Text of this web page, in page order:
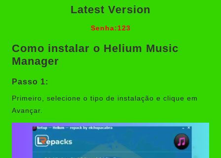
Latest Version
Senha:123
Como instalar o Helium Music
Manager
Passo 1:
Primeiro, selecione o tipo de instalação e clique em
Avançar.